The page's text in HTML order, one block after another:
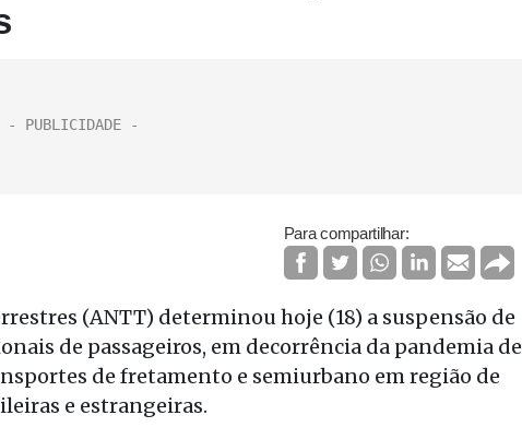
Para compartilhar:
(ANTT) determinou hoje (18) a suspensão de
de passageiros, em decorrência da pandemia de
de fretamento e semiurbano em região de
e estrangeiras.